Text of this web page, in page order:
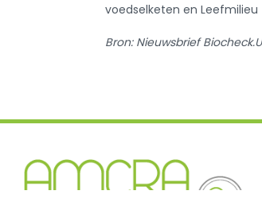
voedselketen en Leefmilieu
Bron: Nieuwsbrief